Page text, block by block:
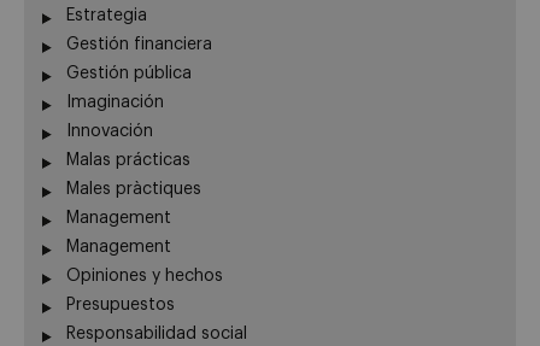
Estrategia
Gestión financiera
Gestión pública
Imaginación
Innovación
Malas prácticas
Males pràctiques
Management
Management
Opiniones y hechos
Presupuestos
Responsabilidad social